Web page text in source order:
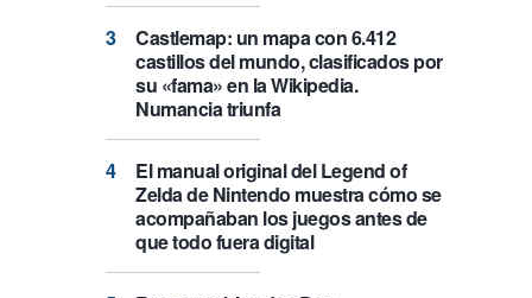
Castlemap: un mapa con 6.412
castillos del mundo, clasificados por
su «fama» en la Wikipedia.
Numancia triunfa
El manual original del Legend of
Zelda de Nintendo muestra cómo se
acompañaban los juegos antes de
que todo fuera digital